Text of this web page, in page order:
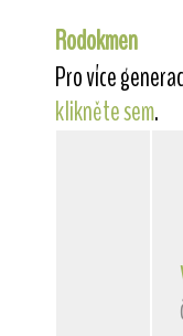
Rodokmen
Pro více
klikněte sem.